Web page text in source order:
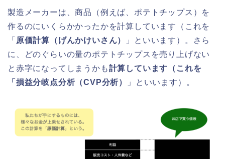
製造メーカーは、商品（例えば、ポテトチップス）を
作るのにいくらかかったかを計算しています（これを
「 原価計算（げんかけいさん）
」といいます）。さら
に、どのぐらいの量のポテトチップスを売り上げない
と赤字になってしまうかも計算しています（これを
「損益分岐点分析（CVP分析）
」といいます）。